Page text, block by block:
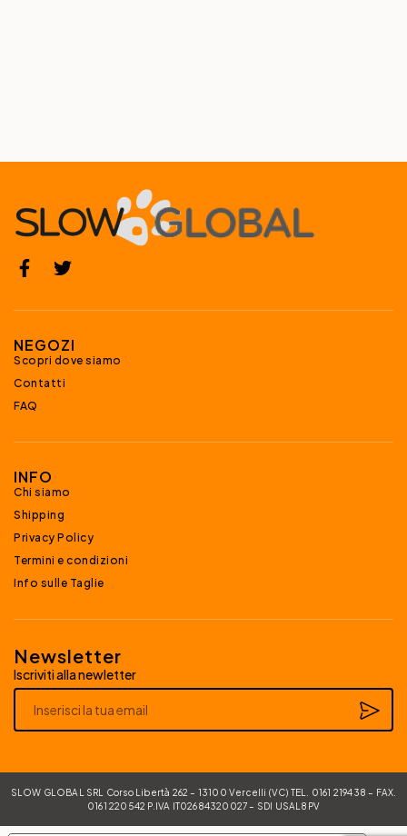
NEGOZI
Scopri dove siamo
Contatti
FAQ
INFO
Chi siamo
Shipping
Privacy Policy
Termini e condizioni
Info sulle Taglie
Newsletter
Iscriviti alla newletter
SLOW GLOBAL SRL Corso Libertà 262 – 13100 Vercelli (VC) TEL. 0161 219438 – FAX.
0161 220542 P.IVA IT02684320027 – SDI USAL8PV